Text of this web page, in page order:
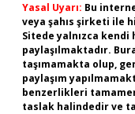
Yasal Uyarı: Bu
veya şahıs şirketi ile
Sitede yalnızca kendi
paylaşılmaktadır.
taşımamakta olup,
paylaşım
benzerlikleri
taslak halindedir ve